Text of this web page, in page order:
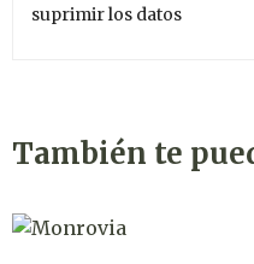
suprimir los datos
También te